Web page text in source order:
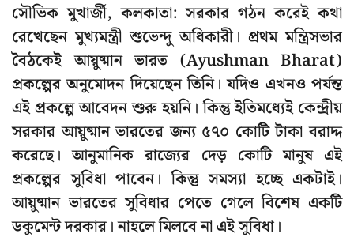
সৌভিক মুখার্জী, কলকাতা: সরকার গঠন করেই কথা
রেখেছেন মুখ্যমন্ত্রী শুভেন্দু অধিকারী। প্রথম মন্ত্রিসভার
বৈঠকেই আয়ুষ্মান ভারত (Ayushman Bharat)
প্রকল্পের অনুমোদন দিয়েছেন তিনি। যদিও এখনও পর্যন্ত
এই প্রকল্পে আবেদন শুরু হয়নি। কিন্তু ইতিমধ্যেই কেন্দ্রীয়
সরকার আয়ুষ্মান ভারতের জন্য ৫৭০ কোটি টাকা বরাদ্দ
করেছে। আনুমানিক রাজ্যের দেড় কোটি মানুষ এই
প্রকল্পের সুবিধা পাবেন। কিন্তু সমস্যা হচ্ছে একটাই।
আয়ুষ্মান ভারতের সুবিধার পেতে গেলে বিশেষ একটি
ডকুমেন্ট দরকার। নাহলে মিলবে না এই সুবিধা।